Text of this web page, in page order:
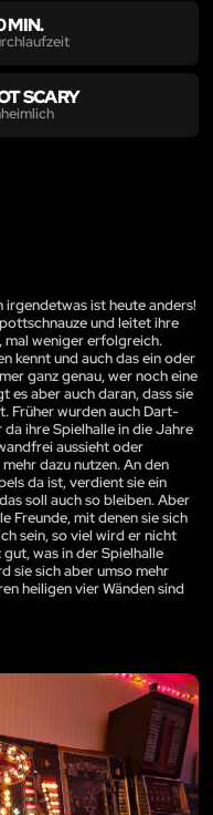
MIN.
SCARY
ist heute anders!
und leitet ihre
mal weniger erfolgreich.
kennt und auch das ein oder
ganz genau, wer noch eine
es aber auch daran, dass sie
Früher wurden auch Dart-
ihre Spielhalle in die Jahre
aussieht oder
dazu nutzen. An den
da ist, verdient sie ein
soll auch so bleiben. Aber
Freunde, mit denen sie sich
sein, so viel wird er nicht
was in der Spielhalle
sie sich aber umso mehr
heiligen vier Wänden sind